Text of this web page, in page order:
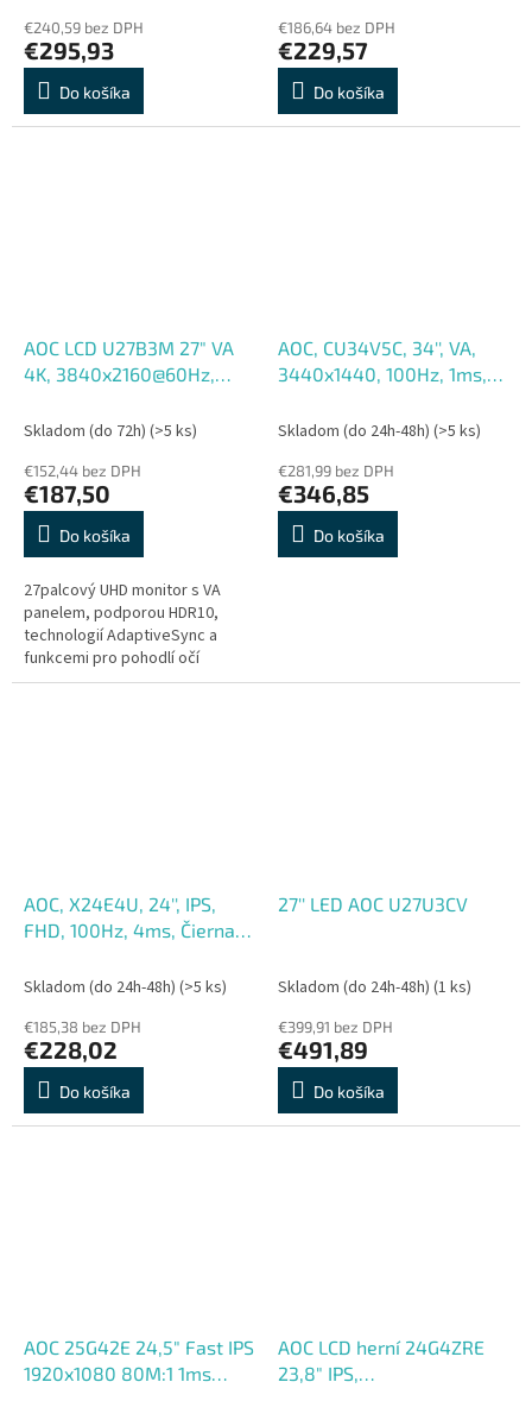
€240,59 bez DPH
€295,93
Do košíka
€186,64 bez DPH
€229,57
Do košíka
AOC LCD U27B3M 27" VA
4K, 3840x2160@60Hz,
Repro, VESA
Skladom (do 72h) (>5 ks)
€152,44 bez DPH
€187,50
Do košíka
27palcový UHD monitor s VA
panelem, podporou HDR10,
technologií AdaptiveSync a
funkcemi pro pohodlí očí
Vylepšete svůj zážitek ze
AOC, CU34V5C, 34'', VA,
3440x1440, 100Hz, 1ms,
Skladom (do 24h-48h) (>5 ks)
€281,99 bez DPH
€346,85
Do košíka
AOC, X24E4U, 24'', IPS,
FHD, 100Hz, 4ms, Čierna,
Skladom (do 24h-48h) (>5 ks)
€185,38 bez DPH
€228,02
Do košíka
27'' LED AOC U27U3CV
Skladom (do 24h-48h) (1 ks)
€399,91 bez DPH
€491,89
Do košíka
AOC 25G42E 24,5" Fast IPS
1920x1080 80M:1 1ms
AOC LCD herní 24G4ZRE
23,8" IPS,